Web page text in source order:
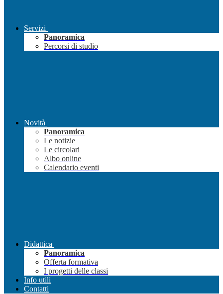
Servizi
Panoramica
Percorsi di studio
Novità
Panoramica
Le notizie
Le circolari
Albo online
Calendario eventi
Didattica
Panoramica
Offerta formativa
I progetti delle classi
Info utili
Contatti